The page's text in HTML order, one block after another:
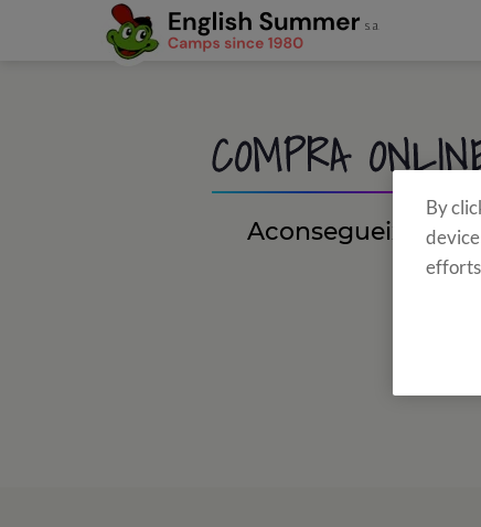
COMPRA
Aconsegueix
By